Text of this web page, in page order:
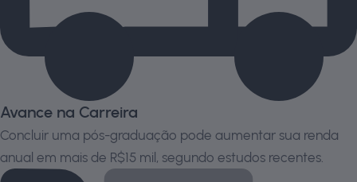
Avance na Carreira
Concluir uma pós-graduação pode aumentar sua renda
anual em mais de R$15 mil, segundo estudos recentes.